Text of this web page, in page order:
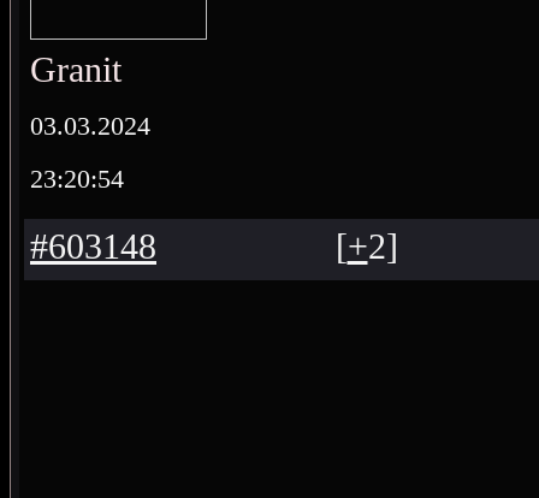
Granit
03.03.2024
23:20:54
#603148 [+2]